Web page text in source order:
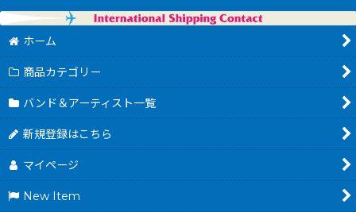
ホーム
商品カテゴリー
バンド＆アーティスト一覧
新規登録はこちら
マイページ
New Item